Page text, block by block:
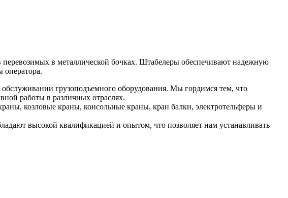
в металлической бочках. Штабелеры обеспечивают надежную
оператора.
грузоподъемного оборудования. Мы гордимся тем, что
работы в различных отраслях.
козловые краны, консольные краны, кран балки, электротельферы и
высокой квалификацией и опытом, что позволяет нам устанавливать